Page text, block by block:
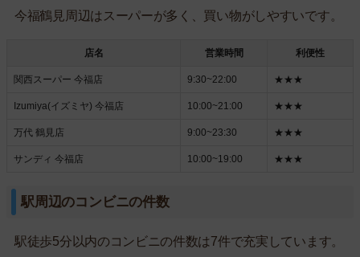
今福鶴見周辺はスーパーが多く、買い物がしやすいです。
店名 営業時間 利便性
関西スーパー 今福店 9:30~22:00 ★★★
Izumiya(イズミヤ) 今福店 10:00~21:00 ★★★
万代 鶴見店 9:00~23:30 ★★★
サンディ 今福店 10:00~19:00 ★★★
駅周辺のコンビニの件数
駅徒歩5分以内のコンビニの件数は7件で充実しています。